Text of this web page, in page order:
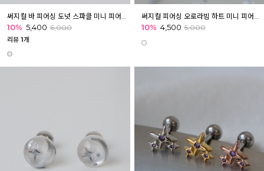
10% 5,400 6,000
리뷰 1개
10% 4,500 5,000